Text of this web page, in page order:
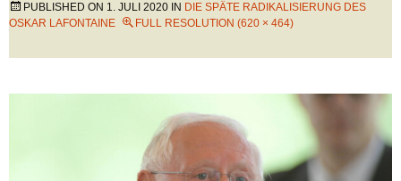
PUBLISHED ON 1. JULI 2020 IN DIE SPÄTE RADIKALISIERUNG DES
OSKAR LAFONTAINE
FULL RESOLUTION (620 × 464)